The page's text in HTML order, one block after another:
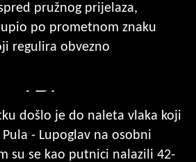
pružnog prijelaza,
po prometnom znaku
regulira obvezno
došlo je do naleta vlaka koji
- Lupoglav na osobni
su se kao putnici nalazili 42-